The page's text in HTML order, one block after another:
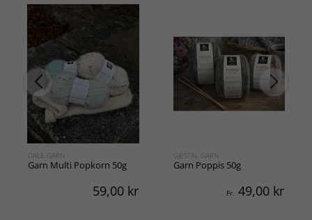
DALE GARN
Garn Multi Popkorn 50g
59,00 kr
GJESTAL GARN
Garn Poppis 50g
Fr. 49,00 kr